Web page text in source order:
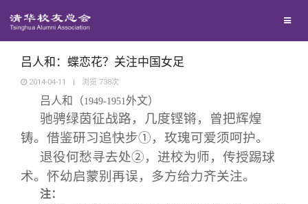
西南联大校友会
义工计划
新媒体平台
青春风采
校友文苑
校友讲坛
校友视界
吕人和：蝶恋花？关注中国女足
2014-04-11 | 浏览 738次
吕人和（1949-1951外文）
驰骋绿茵征战路，几度铿锵，曾把辉煌
铸。借鉴研习追快步①，玫瑰可爱须呵护。
退役何愁寻去处②，进校为师，传授踢球
术。怀幼启蒙别再误，多方给力齐关注。
注：